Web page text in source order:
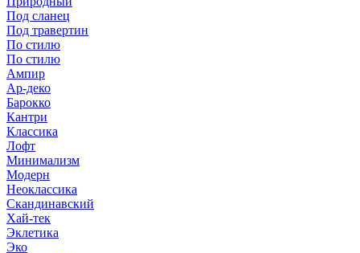
Под сланец
Под травертин
По стилю
По стилю
Ампир
Ар-деко
Барокко
Кантри
Классика
Лофт
Минимализм
Модерн
Неоклассика
Скандинавский
Хай-тек
Эклетика
Эко